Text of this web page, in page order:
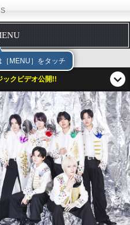
Instagram
TikTok
テイチクオンラインショップ
RECORDS ル・クール
テイチクエンタテインメント
ックビデオ公開!!